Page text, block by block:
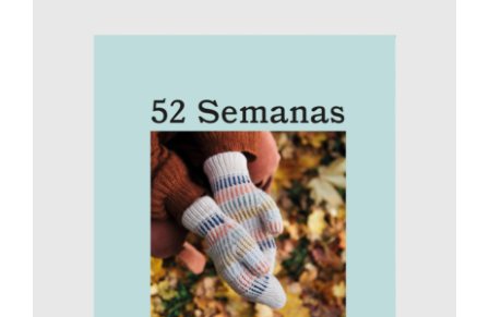
AÑADIR AL CARRITO
/